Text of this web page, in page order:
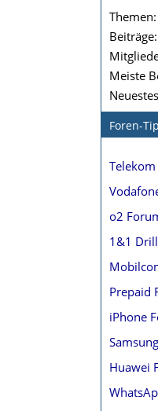
Themen
Beiträge
Meiste
Foren-
o2
1&1
Prepaid
iPhone
Huawei